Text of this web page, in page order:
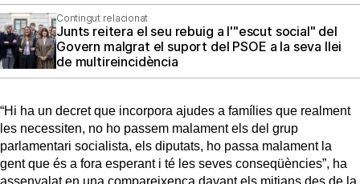
Contingut relacionat
Junts reitera el seu rebuig a l'"escut social" del
Govern malgrat el suport del PSOE a la seva llei
de multireincidència
“Hi ha un decret que incorpora ajudes a famílies que realment
les necessiten, no ho passem malament els del grup
parlamentari socialista, els diputats, ho passa malament la
gent que és a fora esperant i té les seves conseqüències”, ha
assenyalat en una compareixença davant els mitjans des de la